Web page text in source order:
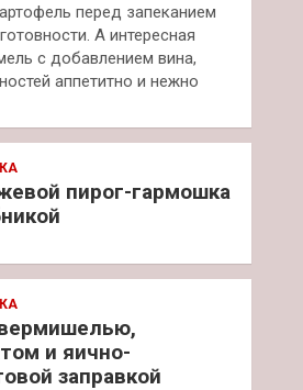
перед запеканием
А интересная
с добавлением вина,
аппетитно и нежно
пирог-гармошка
и яично-
заправкой